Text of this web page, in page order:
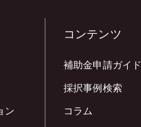
ン
コンテンツ
補助金申請ガイド
採択事例検索
コラム